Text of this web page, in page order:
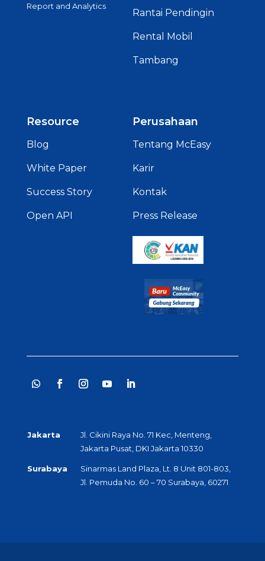
Report and Analytics
Rantai Pendingin
Rental Mobil
Tambang
Resource
Blog
White Paper
Success Story
Open API
Perusahaan
Tentang McEasy
Karir
Kontak
Press Release
Jakarta
Jl. Cikini Raya No. 71 Kec, Menteng,
Jakarta Pusat, DKI Jakarta 10330
Surabaya
Sinarmas Land Plaza, Lt. 8 Unit 801-803,
Jl. Pemuda No. 60 – 70 Surabaya, 60271